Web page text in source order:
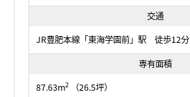
交通
JR豊肥本線「東海学園前」駅 徒歩12分
専有面積
87.63m2
（26.5坪）